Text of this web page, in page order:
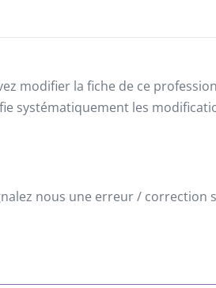
modifier la fiche de ce
systématiquement les
nous une erreur / correction